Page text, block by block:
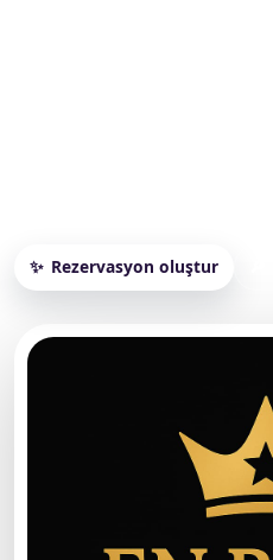
Rezervasyon oluştur